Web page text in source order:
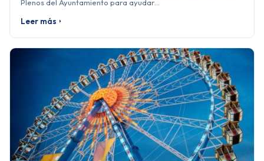
Plenos del Ayuntamiento para ayudar…
Leer más